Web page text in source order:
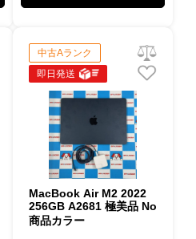
中古Aランク
即日発送
MacBook Air M2 2022
256GB A2681 極美品 No
商品カラー